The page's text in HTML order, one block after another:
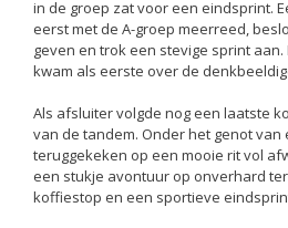
in de groep zat voor een eindsprint.
eerst met de A-groep meerreed,
geven en trok een stevige sprint aan.
kwam als eerste over de
Als afsluiter volgde nog een laatste
van de tandem. Onder het genot van
teruggekeken op een mooie rit vol
een stukje avontuur op onverhard
koffiestop en een sportieve